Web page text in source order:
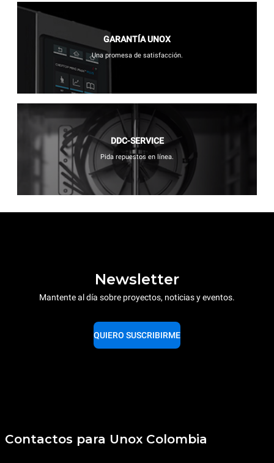
GARANTÍA UNOX
Una promesa de satisfacción.
DDC-SERVICE
Pida repuestos en línea.
Newsletter
Mantente al día sobre proyectos, noticias y eventos.
QUIERO SUSCRIBIRME
Contactos para Unox Colombia